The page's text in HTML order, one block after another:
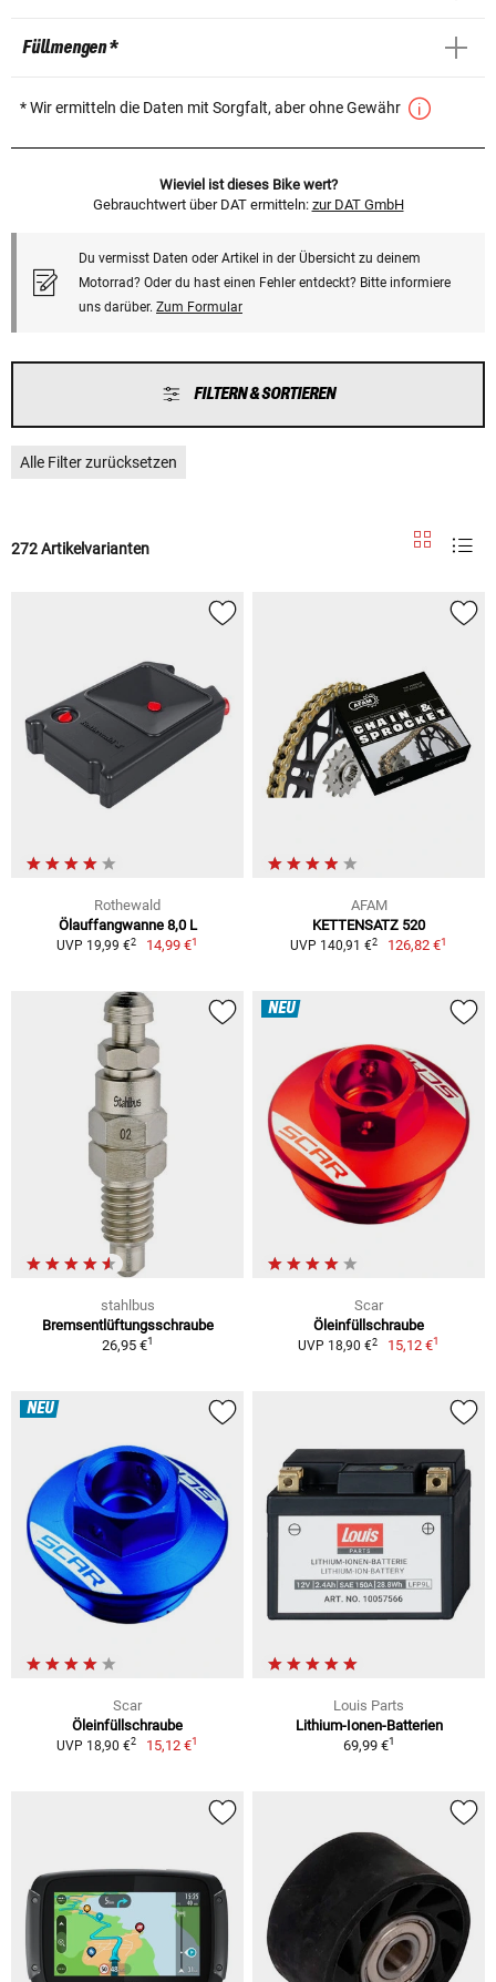
Füllmengen *
* Wir ermitteln die Daten mit Sorgfalt, aber ohne Gewähr
Wieviel ist dieses Bike wert?
Gebrauchtwert über DAT ermitteln: zur DAT GmbH
Du vermisst Daten oder Artikel in der Übersicht zu deinem
Motorrad? Oder du hast einen Fehler entdeckt? Bitte informiere
uns darüber. Zum Formular
FILTERN & SORTIEREN
Alle Filter zurücksetzen
272 Artikelvarianten
Rothewald
Ölauffangwanne 8,0 L
UVP 19,99 €2 14,99 €1
AFAM
KETTENSATZ 520
UVP 140,91 €2 126,82 €1
stahlbus
Bremsentlüftungsschraube
26,95 €1
NEU
Scar
Öleinfüllschraube
UVP 18,90 €2 15,12 €1
NEU
Scar
Öleinfüllschraube
UVP 18,90 €2 15,12 €1
Louis Parts
Lithium-Ionen-Batterien
69,99 €1